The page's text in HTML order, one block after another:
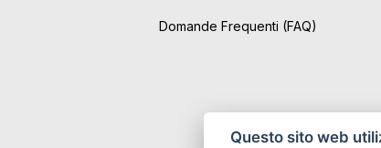
Questo sito web
Domande Frequenti (FAQ)